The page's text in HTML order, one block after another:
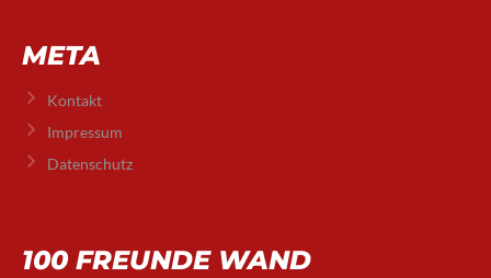
META
Kontakt
Impressum
Datenschutz
100 FREUNDE WAND